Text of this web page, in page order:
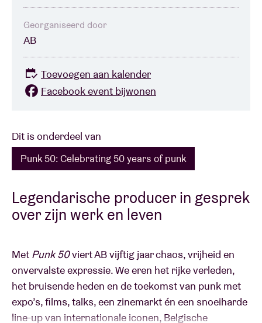
Contact
Dit is onderdeel van
Punk 50: Celebrating 50 years of punk
Legendarische producer in gesprek
over zijn werk en leven
Met Punk 50viert AB vijftig jaar chaos, vrijheid en
onvervalste expressie. We eren het rijke verleden,
het bruisende heden en de toekomst van punk met
expo’s, films, talks, een zinemarkt én een snoeiharde
line-up van internationale iconen, Belgische
Georganiseerd door
AB
Toevoegen aan kalender
Facebook event bijwonen